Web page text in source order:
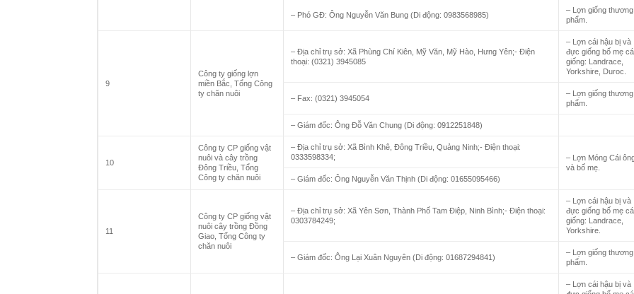
– Phó GĐ: Ông Nguyễn Văn Bung (Di động: 0983568985)
– Lợn giống thương
phẩm.
9
Công ty giống lợn
miền Bắc, Tổng Công
ty chăn nuôi
– Địa chỉ trụ sở: Xã Phùng Chí Kiên, Mỹ Văn, Mỹ Hào, Hưng Yên;- Điện
thoại: (0321) 3945085
– Lợn cái hậu bị và
đực giống bố mẹ
giống: Landrace,
Yorkshire, Duroc.
– Fax: (0321) 3945054
– Lợn giống thương
phẩm.
– Giám đốc: Ông Đỗ Văn Chung (Di động: 0912251848)
10
Công ty CP giống vật
nuôi và cây trồng
Đông Triều, Tổng
Công ty chăn nuôi
– Địa chỉ trụ sở: Xã Bình Khê, Đông Triều, Quảng Ninh;- Điện thoại:
0333598334;
– Lợn Móng Cái
và bố mẹ.
– Giám đốc: Ông Nguyễn Văn Thịnh (Di động: 01655095466)
11
Công ty CP giống vật
nuôi cây trồng Đồng
Giao, Tổng Công ty
chăn nuôi
– Địa chỉ trụ sở: Xã Yên Sơn, Thành Phố Tam Điệp, Ninh Bình;- Điện thoại:
0303784249;
– Lợn cái hậu bị và
đực giống bố mẹ
giống: Landrace,
Yorkshire.
– Giám đốc: Ông Lại Xuân Nguyên (Di động: 01687294841)
– Lợn giống thương
phẩm.
– Lợn cái hậu bị và